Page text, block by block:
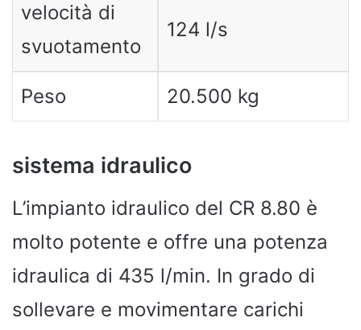
velocità di
svuotamento
124 l/s
Peso 20.500 kg
sistema idraulico
L’impianto idraulico del CR 8.80 è
molto potente e offre una potenza
idraulica di 435 l/min. In grado di
sollevare e movimentare carichi